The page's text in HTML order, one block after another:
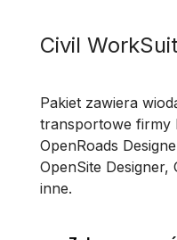
Civil
Pakiet zawiera
transportowe firmy
OpenRoads
OpenSite Designer,
inne.